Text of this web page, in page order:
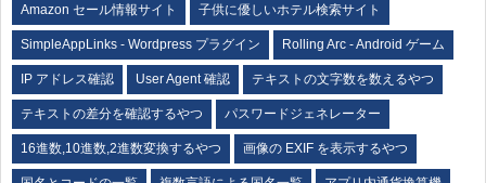
Amazon セール情報サイト 子供に優しいホテル検索サイト
SimpleAppLinks - Wordpress プラグイン Rolling Arc - Android ゲーム
IP アドレス確認 User Agent 確認 テキストの文字数を数えるやつ
テキストの差分を確認するやつ パスワードジェネレーター
16進数,10進数,2進数変換するやつ 画像の EXIF を表示するやつ